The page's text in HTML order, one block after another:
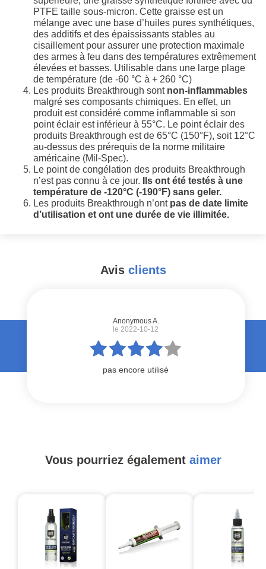
PTFE taille sous-micron. Cette graisse est un
mélange avec une base d’huiles pures synthétiques,
des additifs et des épaississants stables au
cisaillement pour assurer une protection maximale
des armes à feu dans des températures extrêmement
élevées et basses. Utilisable dans une large plage
de température (de -60 °C à + 260 °C)
Les produits Breakthrough sont non-inflammables
malgré ses composants chimiques. En effet, un
produit est considéré comme inflammable si son
point éclair est inférieur à 55°C. Le point éclair des
produits Breakthrough est de 65°C (150°F), soit 12°C
au-dessus des prérequis de la norme militaire
américaine (Mil-Spec).
Le point de congélation des produits Breakthrough
n’est pas connu à ce jour.
Ils ont été testés à une
température de -120°C (-190°F) sans geler.
Les produits Breakthrough n’ont pas de date limite
d’utilisation et ont une durée de vie illimitée.
Avis clients
Anonymous A.
le 2022-10-12
pas encore utilisé
Vous pourriez également aimer